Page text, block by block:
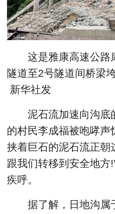
这是雅康高速公路
隧道至2号隧道间桥梁
新华社发
泥石流加速向沟底
的村民李成福被咆哮声
挟着巨石的泥石流正朝
跟我们转移到安全地方
疾呼。
据了解，日地沟属